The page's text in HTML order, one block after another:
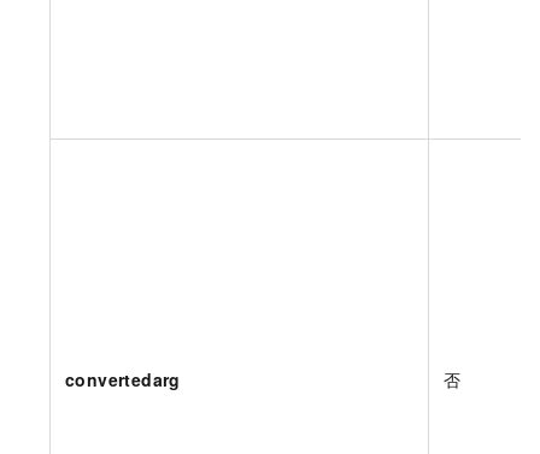
convertedarg 否